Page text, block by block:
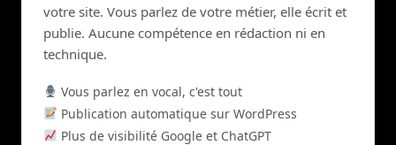
votre site. Vous parlez de votre métier, elle écrit et
publie. Aucune compétence en rédaction ni en
technique.
Vous parlez en vocal, c'est tout
Publication automatique sur WordPress
Plus de visibilité Google et ChatGPT